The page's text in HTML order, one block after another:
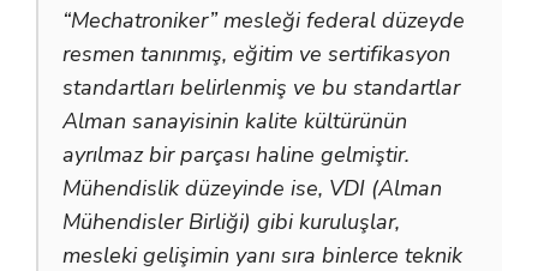
“Mechatroniker” mesleği federal düzeyde
resmen tanınmış, eğitim ve sertifikasyon
standartları belirlenmiş ve bu standartlar
Alman sanayisinin kalite kültürünün
ayrılmaz bir parçası haline gelmiştir.
Mühendislik düzeyinde ise, VDI (Alman
Mühendisler Birliği) gibi kuruluşlar,
mesleki gelişimin yanı sıra binlerce teknik